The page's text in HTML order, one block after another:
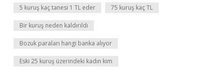
5 kuruş kaç tanesi 1 TL eder 75 kuruş kaç TL
Bir kuruş neden kaldırıldı
Bozuk paraları hangi banka alıyor
Eski 25 kuruş üzerindeki kadın kim